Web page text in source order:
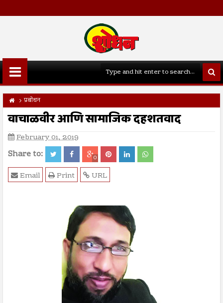
प्रबोधन
वाचाळवीर आणि सामाजिक दहशतवाद
February 01, 2019
Share to: 0
URL
Print
Email